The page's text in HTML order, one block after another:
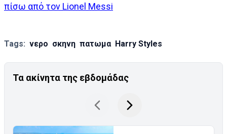
πίσω από τον Lionel Messi
Tags: νερο σκηνη πατωμα Harry Styles
Τα ακίνητα της εβδομάδας